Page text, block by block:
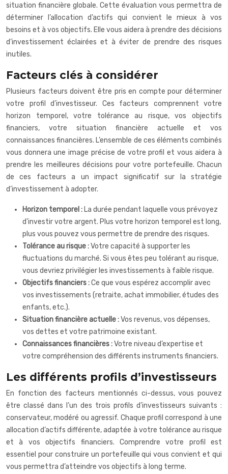
situation financière globale. Cette évaluation vous permettra de
déterminer l’allocation d’actifs qui convient le mieux à vos
besoins et à vos objectifs. Elle vous aidera à prendre des décisions
d’investissement éclairées et à éviter de prendre des risques
inutiles.
Facteurs clés à considérer
Plusieurs facteurs doivent être pris en compte pour déterminer
votre profil d’investisseur. Ces facteurs comprennent votre
horizon temporel, votre tolérance au risque, vos objectifs
financiers, votre situation financière actuelle et vos
connaissances financières. L’ensemble de ces éléments combinés
vous donnera une image précise de votre profil et vous aidera à
prendre les meilleures décisions pour votre portefeuille. Chacun
de ces facteurs a un impact significatif sur la stratégie
d’investissement à adopter.
Horizon temporel : La durée pendant laquelle vous prévoyez
d’investir votre argent. Plus votre horizon temporel est long,
plus vous pouvez vous permettre de prendre des risques.
Tolérance au risque :Votre capacité à supporter les
fluctuations du marché. Si vous êtes peu tolérant au risque,
vous devriez privilégier les investissements à faible risque.
Objectifs financiers :Ce que vous espérez accomplir avec
vos investissements (retraite, achat immobilier, études des
enfants, etc.).
Situation financière actuelle :Vos revenus, vos dépenses,
vos dettes et votre patrimoine existant.
Connaissances financières :Votre niveau d’expertise et
votre compréhension des différents instruments financiers.
Les différents profils d’investisseurs
En fonction des facteurs mentionnés ci-dessus, vous pouvez
être classé dans l’un des trois profils d’investisseurs suivants :
conservateur, modéré ou agressif. Chaque profil correspond à une
allocation d’actifs différente, adaptée à votre tolérance au risque
et à vos objectifs financiers. Comprendre votre profil est
essentiel pour construire un portefeuille qui vous convient et qui
vous permettra d’atteindre vos objectifs à long terme.